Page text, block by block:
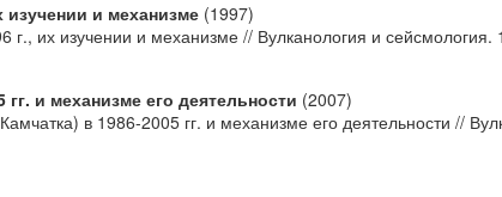
и механизме (1997)
их изучении и механизме // Вулканология и
и механизме его деятельности (2007)
в 1986-2005 гг. и механизме его деятельности //